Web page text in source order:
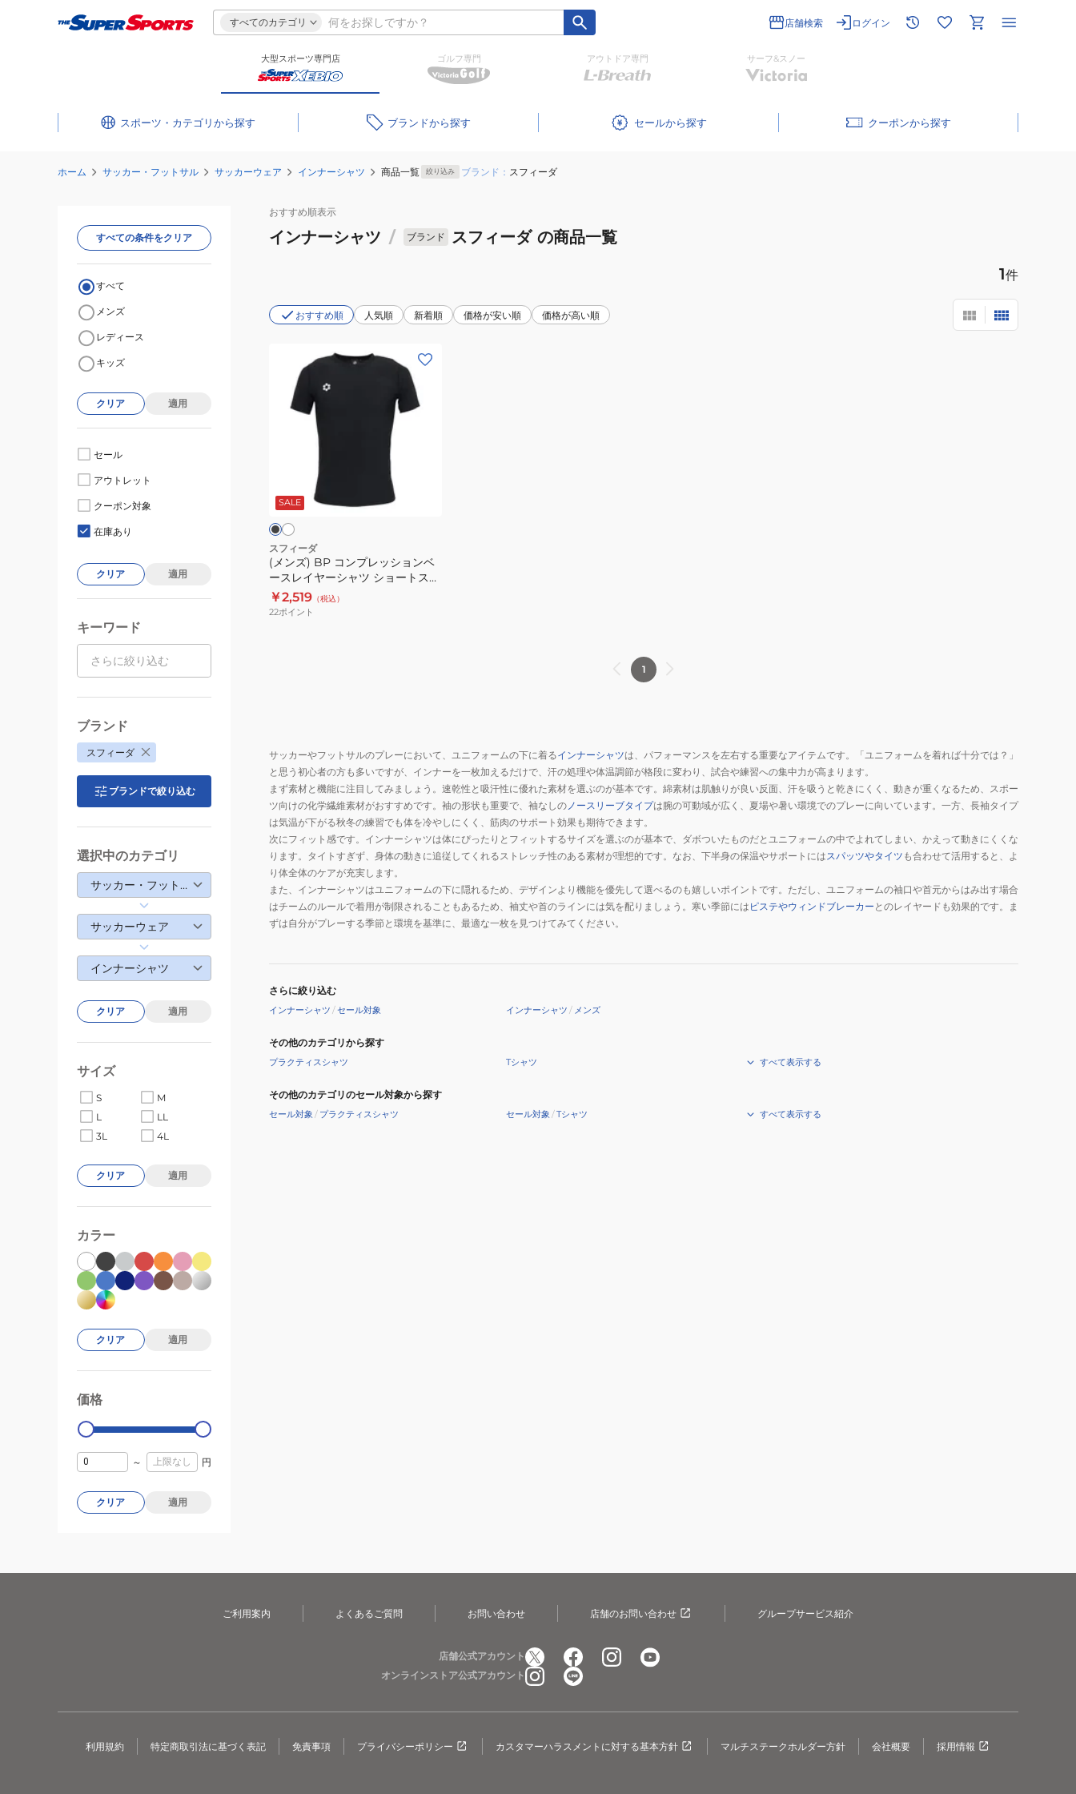
すべてのカテゴリ 店舗検索 ログイン
大型スポーツ専門店 ゴルフ専門 アウトドア専門 サーフ&スノー
スポーツ・カテゴリ ブランド セール クーポン
ホーム サッカー・フットサル サッカーウェア インナーシャツ 商品一覧 絞り込み ブランド： スフィーダ
おすすめ順表示
インナーシャツ / ブランド スフィーダ の商品一覧
1件
おすすめ順 人気順 新着順 価格が安い順 価格が高い順
ッ
シ
ョ
ン
ー
ツ
シ
ョ
ー
ト
ス
リ
ー
ブ
SA-
SALE
スフィーダ
(メンズ) BP コンプレッションベ
ースレイヤーシャツ ショートスリ
ーブ SA-21826
￥2,519 （税込）
22ポイント
1
サッカーやフットサルのプレーにおいて、ユニフォームの下に着るインナーシャツは、パフォーマンスを左右する重要なアイテムです。「ユニフォームを着れば十分では？」
と思う初心者の方も多いですが、インナーを一枚加えるだけで、汗の処理や体温調節が格段に変わり、試合や練習への集中力が高まります。
まず素材と機能に注目してみましょう。速乾性と吸汗性に優れた素材を選ぶのが基本です。綿素材は肌触りが良い反面、汗を吸うと乾きにくく、動きが重くなるため、スポー
ツ向けの化学繊維素材がおすすめです。袖の形状も重要で、袖なしの ノースリーブタイプは腕の可動域が広く、夏場や暑い環境でのプレーに向いています。一方、長袖タイプ
は気温が下がる秋冬の練習でも体を冷やしにくく、筋肉のサポート効果も期待できます。
次にフィット感です。インナーシャツは体にぴったりとフィットするサイズを選ぶのが基本で、ダボついたものだとユニフォームの中でよれてしまい、かえって動きにくくな
ります。タイトすぎず、身体の動きに追従してくれるストレッチ性のある素材が理想的です。なお、下半身の保温やサポートには スパッツやタイツ も合わせて活用すると、よ
り体全体のケアが充実します。
また、インナーシャツはユニフォームの下に隠れるため、デザインより機能を優先して選べるのも嬉しいポイントです。ただし、ユニフォームの袖口や首元からはみ出す場合
はチームのルールで着用が制限されることもあるため、袖丈や首のラインには気を配りましょう。寒い季節には ピステやウィンドブレーカー とのレイヤードも効果的です。ま
ずは自分がプレーする季節と環境を基準に、最適な一枚を見つけてみてください。
さらに絞り込む
インナーシャツ /セール対象 インナーシャツ / メンズ
その他のカテゴリから探す
プラクティスシャツ Tシャツ すべて表示する
その他のカテゴリのセール対象から探す
セール対象 / プラクティスシャツ セール対象 /Tシャツ すべて表示する
すべての条件をクリア
すべて
メンズ
レディース
キッズ
クリア 適用
セール
アウトレット
クーポン対象
在庫あり
クリア 適用
キーワード
ブランド
スフィーダ
ブランドで絞り込む
選択中のカテゴリ
サッカー・フットサル
サッカーウェア
インナーシャツ
クリア 適用
サイズ
S
M
L
LL
3L
4L
クリア 適用
カラー
クリア 適用
価格
0
～ 円
クリア 適用
ご利用案内 よくあるご質問 お問い合わせ 店舗のお問い合わせ グループサービス紹介
店舗公式アカウント
オンラインストア公式アカウント
利用規約 特定商取引法に基づく表記 免責事項 プライバシーポリシー カスタマーハラスメントに対する基本方針 マルチステークホルダー方針 会社概要 採用情報